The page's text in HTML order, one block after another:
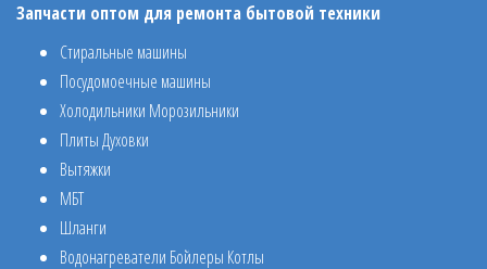
Запчасти оптом для ремонта бытовой техники
Стиральные машины
Посудомоечные машины
Холодильники Морозильники
Плиты Духовки
Вытяжки
МБТ
Шланги
Водонагреватели Бойлеры Котлы